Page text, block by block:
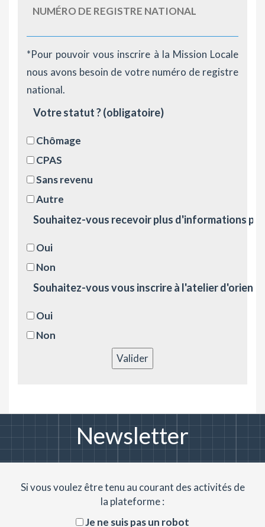
*Pour pouvoir vous inscrire à la Mission Locale
nous avons besoin de votre numéro de registre
national.
Votre statut ?(obligatoire)
Chômage
CPAS
Sans revenu
Autre
Souhaitez-vous recevoir plus d'informations
Oui
Non
Souhaitez-vous vous inscrire à l'atelier
Oui
Non
Valider
Newsletter
Si vous voulez être tenu au courant des activités de
la plateforme :
Je ne suis pas un robot